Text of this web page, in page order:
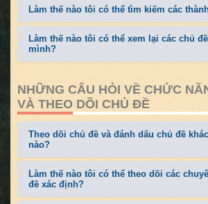
Làm thế nào tôi có thể tìm kiếm các
Làm thế nào tôi có thể xem lại các chủ
mình?
NHỮNG CÂU HỎI VỀ CHỨC
VÀ THEO DÕI CHỦ ĐỀ
Theo dõi chủ đề và đánh dấu chủ đề
nào?
Làm thế nào tôi có thể theo dõi các
đề xác định?